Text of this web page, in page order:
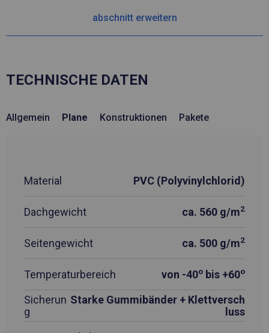
abschnitt erweitern
TECHNISCHE DATEN
Allgemein Plane Konstruktionen Pakete
Material PVC (Polyvinylchlorid)
Dachgewicht ca. 560 g/m2
Seitengewicht ca. 500 g/m2
Temperaturbereich von -40o bis +60o
Sicherun
g
Starke Gummibänder + Klettversch
luss